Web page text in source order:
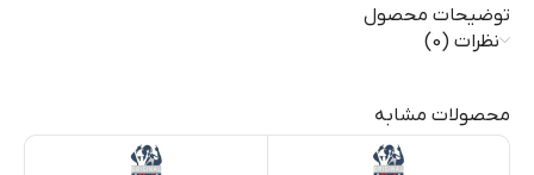
توضیحات محصول
نظرات (0)
محصولات مشابه